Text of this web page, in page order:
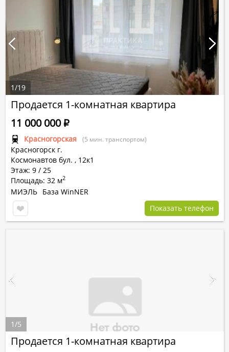
Продается 1-комнатная квартира
Красногорская (5 мин. транспортом)
Красногорск г.
Космонавтов бул. , 12к1
Этаж: 9 / 25
Площадь: 32 м2
11 000 000Р
МИЭЛЬ База WinNER
Показать телефон
1/19
Продается 1-комнатная квартира
1/5